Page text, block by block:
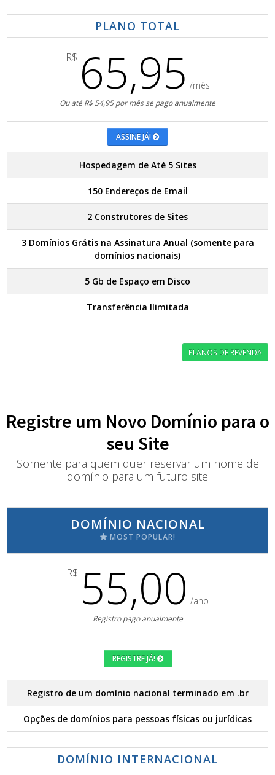
PLANO TOTAL
R$ 65,95 /mês
Ou até R$ 54,95 por mês se pago anualmente
ASSINE JÁ!
Hospedagem de Até 5 Sites
150 Endereços de Email
2 Construtores de Sites
3 Domínios Grátis na Assinatura Anual (somente para
domínios nacionais)
5 Gb de Espaço em Disco
Transferência Ilimitada
PLANOS DE REVENDA
Registre um Novo Domínio para o
seu Site
Somente para quem quer reservar um nome de
domínio para um futuro site
DOMÍNIO NACIONAL
MOST POPULAR!
R$ 55,00 /ano
Registro pago anualmente
REGISTRE JÁ!
Registro de um domínio nacional terminado em .br
Opções de domínios para pessoas físicas ou jurídicas
DOMÍNIO INTERNACIONAL